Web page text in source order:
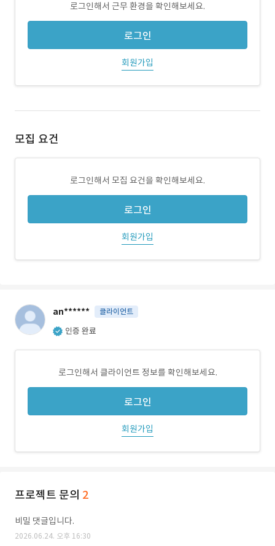
로그인해서 근무 환경을 확인해보세요.
로그인
회원가입
모집 요건
로그인해서 모집 요건을 확인해보세요.
로그인
회원가입
an****** 클라이언트
인증 완료
로그인해서 클라이언트 정보를 확인해보세요.
로그인
회원가입
프로젝트 문의 2
비밀 댓글입니다.
2026.06.24. 오후 16:30